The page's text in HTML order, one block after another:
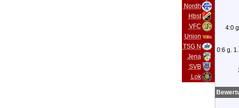
Nordh
Hbst
VFC
Union
TSG N
Jena
SVB
Lok
4:0
0:6 g.